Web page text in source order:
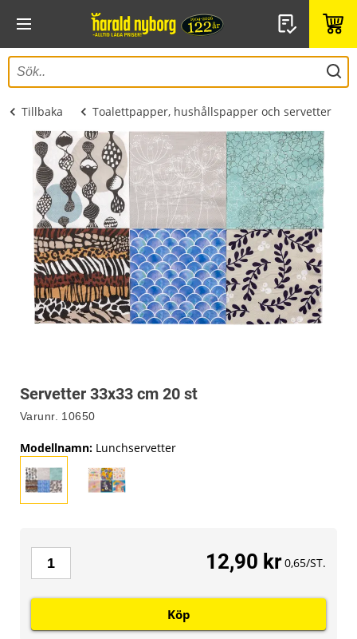
Tillbaka Toalettpapper, hushållspapper och servetter
Servetter 33x33 cm 20 st
Varunr. 10650
Modellnamn: Lunchservetter
12,90 kr 0,65/ST.
Köp